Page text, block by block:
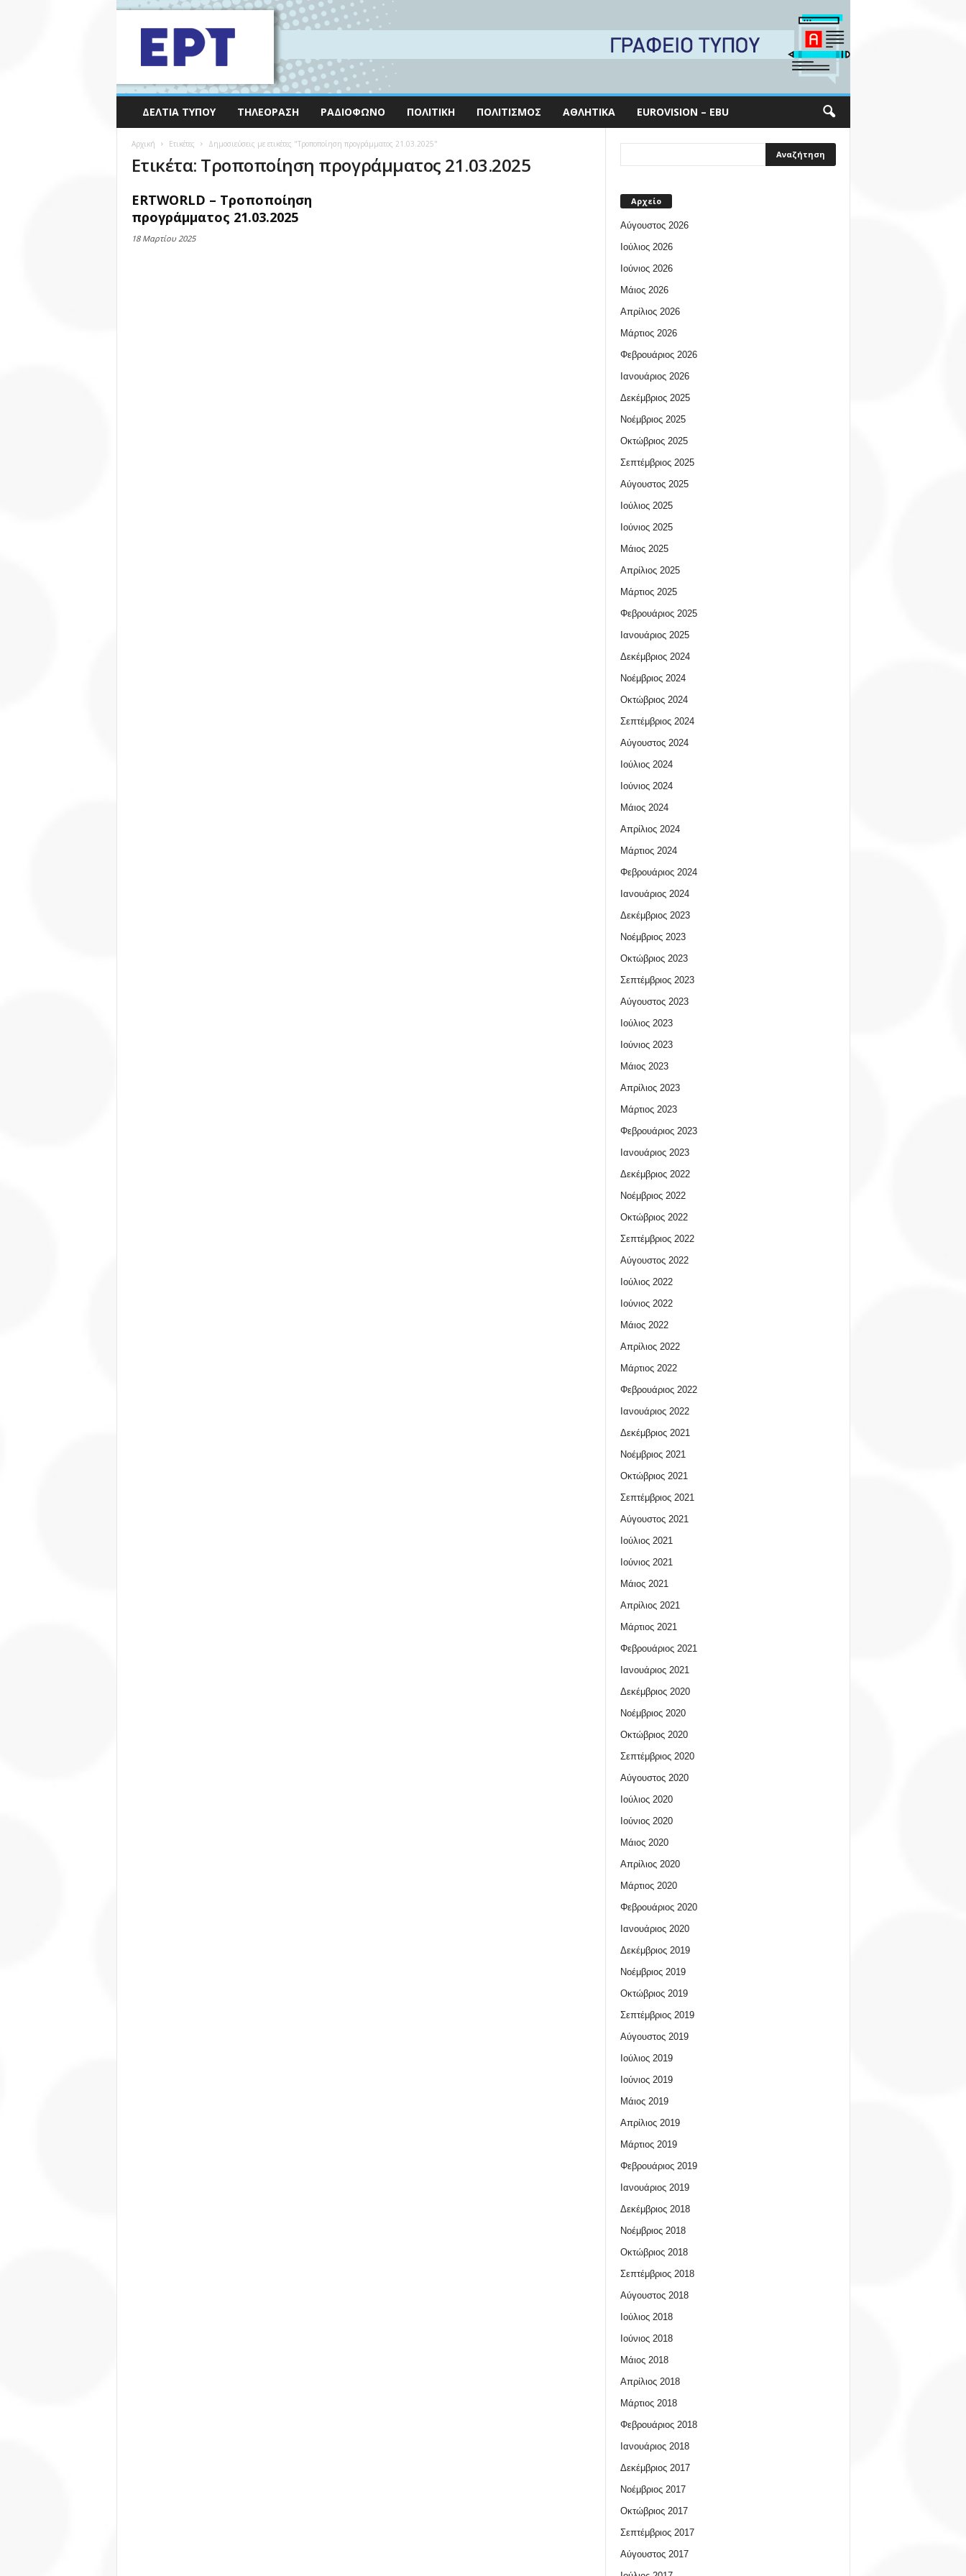
ΔΕΛΤΊΑ ΤΎΠΟΥ ΤΗΛΕΌΡΑΣΗ ΡΑΔΙΌΦΩΝΟ ΠΟΛΙΤΙΚΉ ΠΟΛΙΤΙΣΜΌΣ ΑΘΛΗΤΙΚΆ EUROVISION – EBU
Αρχική Ετικέτες Δημοσιεύσεις με ετικέτες "Τροποποίηση προγράμματος 21.03.2025"
Ετικέτα: Τροποποίηση προγράμματος 21.03.2025
ERTWORLD – Τροποποίηση
προγράμματος 21.03.2025
18 Μαρτίου 2025
Αρχείο
Αύγουστος 2026
Ιούλιος 2026
Ιούνιος 2026
Μάιος 2026
Απρίλιος 2026
Μάρτιος 2026
Φεβρουάριος 2026
Ιανουάριος 2026
Δεκέμβριος 2025
Νοέμβριος 2025
Οκτώβριος 2025
Σεπτέμβριος 2025
Αύγουστος 2025
Ιούλιος 2025
Ιούνιος 2025
Μάιος 2025
Απρίλιος 2025
Μάρτιος 2025
Φεβρουάριος 2025
Ιανουάριος 2025
Δεκέμβριος 2024
Νοέμβριος 2024
Οκτώβριος 2024
Σεπτέμβριος 2024
Αύγουστος 2024
Ιούλιος 2024
Ιούνιος 2024
Μάιος 2024
Απρίλιος 2024
Μάρτιος 2024
Φεβρουάριος 2024
Ιανουάριος 2024
Δεκέμβριος 2023
Νοέμβριος 2023
Οκτώβριος 2023
Σεπτέμβριος 2023
Αύγουστος 2023
Ιούλιος 2023
Ιούνιος 2023
Μάιος 2023
Απρίλιος 2023
Μάρτιος 2023
Φεβρουάριος 2023
Ιανουάριος 2023
Δεκέμβριος 2022
Νοέμβριος 2022
Οκτώβριος 2022
Σεπτέμβριος 2022
Αύγουστος 2022
Ιούλιος 2022
Ιούνιος 2022
Μάιος 2022
Απρίλιος 2022
Μάρτιος 2022
Φεβρουάριος 2022
Ιανουάριος 2022
Δεκέμβριος 2021
Νοέμβριος 2021
Οκτώβριος 2021
Σεπτέμβριος 2021
Αύγουστος 2021
Ιούλιος 2021
Ιούνιος 2021
Μάιος 2021
Απρίλιος 2021
Μάρτιος 2021
Φεβρουάριος 2021
Ιανουάριος 2021
Δεκέμβριος 2020
Νοέμβριος 2020
Οκτώβριος 2020
Σεπτέμβριος 2020
Αύγουστος 2020
Ιούλιος 2020
Ιούνιος 2020
Μάιος 2020
Απρίλιος 2020
Μάρτιος 2020
Φεβρουάριος 2020
Ιανουάριος 2020
Δεκέμβριος 2019
Νοέμβριος 2019
Οκτώβριος 2019
Σεπτέμβριος 2019
Αύγουστος 2019
Ιούλιος 2019
Ιούνιος 2019
Μάιος 2019
Απρίλιος 2019
Μάρτιος 2019
Φεβρουάριος 2019
Ιανουάριος 2019
Δεκέμβριος 2018
Νοέμβριος 2018
Οκτώβριος 2018
Σεπτέμβριος 2018
Αύγουστος 2018
Ιούλιος 2018
Ιούνιος 2018
Μάιος 2018
Απρίλιος 2018
Μάρτιος 2018
Φεβρουάριος 2018
Ιανουάριος 2018
Δεκέμβριος 2017
Νοέμβριος 2017
Οκτώβριος 2017
Σεπτέμβριος 2017
Αύγουστος 2017